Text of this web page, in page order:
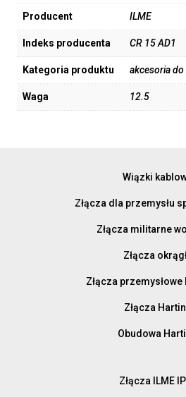
Producent ILME
Indeks producenta CR 15 AD1
Kategoria produktu akcesoria do
Waga 12.5
Wiązki
Złącza dla przemysłu
Złącza militarne
Złącza
Złącza
Złącza
Obudowa
Złącza ILME